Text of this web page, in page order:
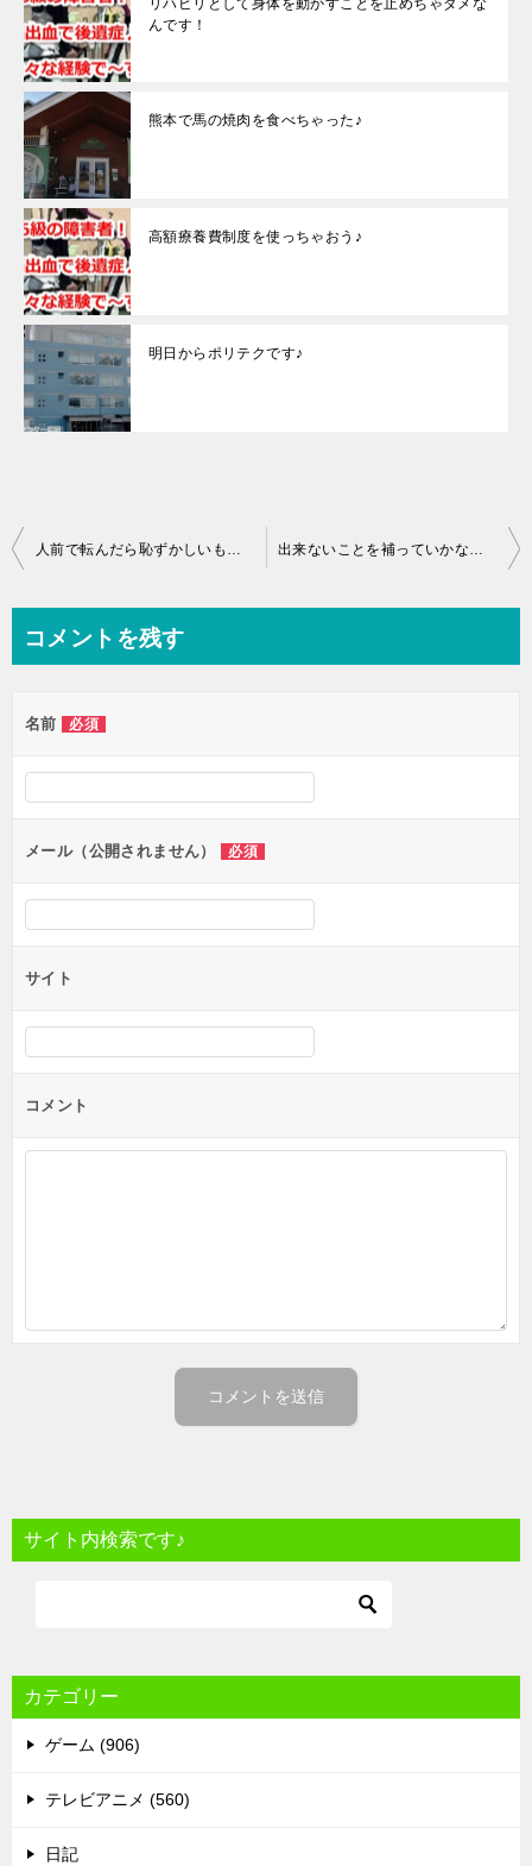
リハビリとして身体を動かすことを止めちゃダメな
んです！
熊本で馬の焼肉を食べちゃった♪
高額療養費制度を使っちゃおう♪
明日からポリテクです♪
投
ビ
ー
シ
ン
人前で転んだら恥ずかしいもんね♪ 出来ないことを補っていかなきゃね♪
コメントを残す
名前 必須
メール（公開されません） 必須
サイト
コメント
サイト内検索です♪
カテゴリー
ゲーム (906)
テレビアニメ (560)
日記